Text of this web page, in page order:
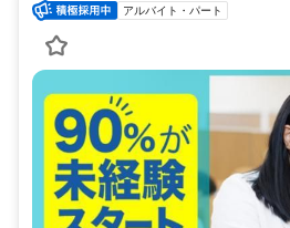
アルバイト・パート